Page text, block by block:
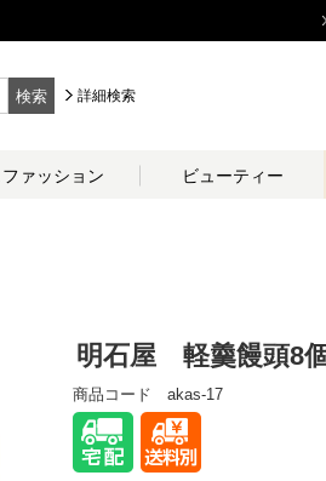
検索 詳細検索
ファッション ビューティー
明石屋 軽羹饅頭8
商品コード akas-17